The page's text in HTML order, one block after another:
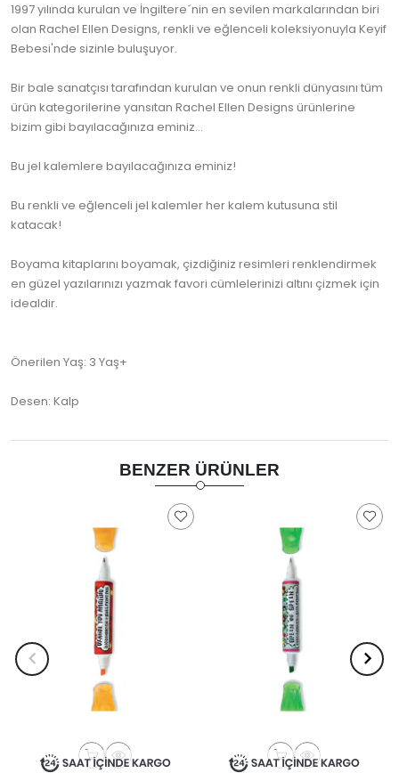
1997 yılında kurulan ve İngiltere´nin en sevilen markalarından biri
olan Rachel Ellen Designs, renkli ve eğlenceli koleksiyonuyla Keyif
Bebesi'nde sizinle buluşuyor.
Bir bale sanatçısı tarafından kurulan ve onun renkli dünyasını tüm
ürün kategorilerine yansıtan Rachel Ellen Designs ürünlerine
bizim gibi bayılacağınıza eminiz...
Bu jel kalemlere bayılacağınıza eminiz!
Bu renkli ve eğlenceli jel kalemler her kalem kutusuna stil
katacak!
Boyama kitaplarını boyamak, çizdiğiniz resimleri renklendirmek
en güzel yazılarınızı yazmak favori cümlelerinizi altını çizmek için
idealdir.
Önerilen Yaş: 3 Yaş+
Desen: Kalp
BENZER ÜRÜNLER